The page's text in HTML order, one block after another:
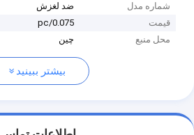
شماره مدل
ضد لغزش
قیمت
0.075/pc
محل منبع
چین
بیشتر ببینید